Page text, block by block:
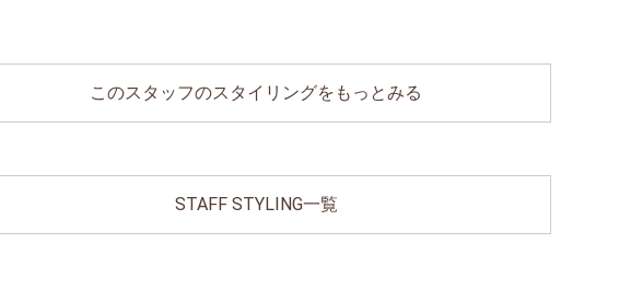
このスタッフのスタイリングをもっとみる
STAFF STYLING一覧